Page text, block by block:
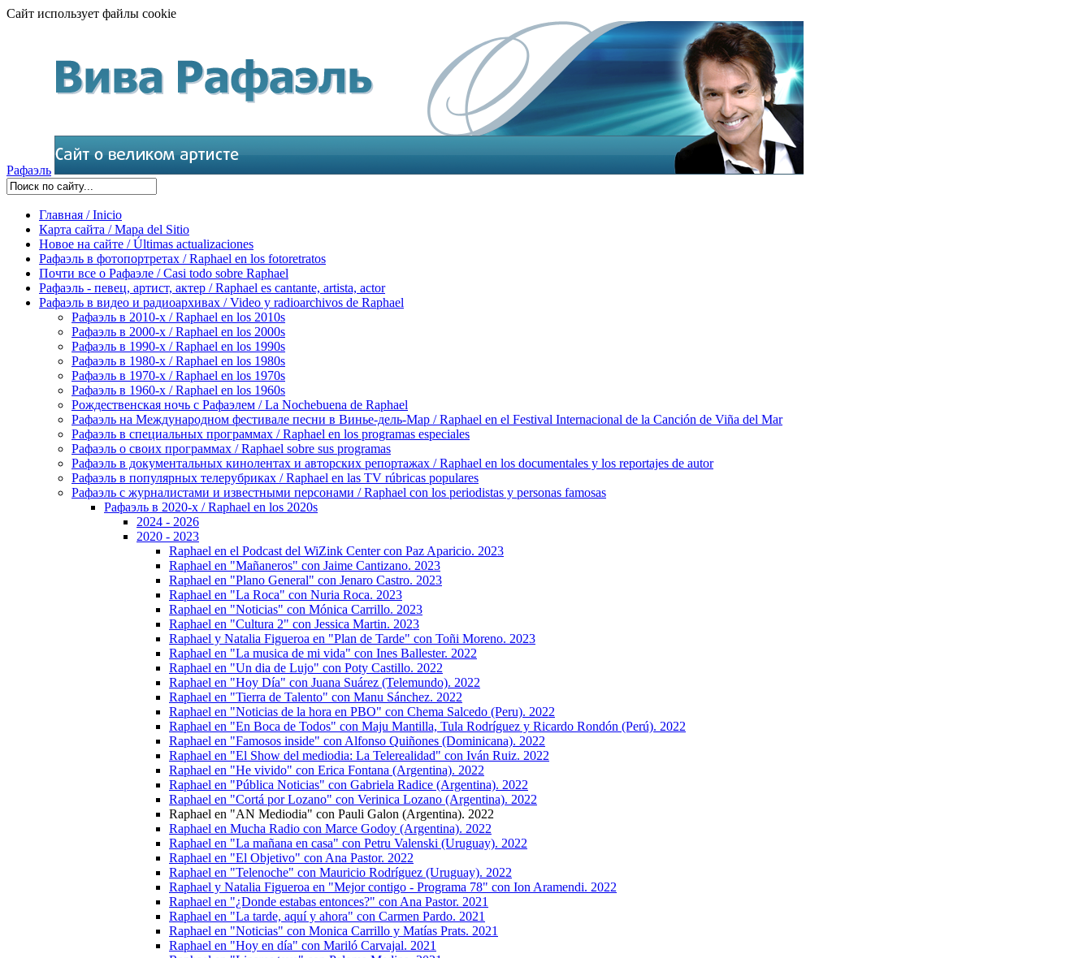
Сайт использует файлы cookie
Рафаэль
Главная / Inicio
Карта сайта / Mapa del Sitio
Новое на сайте / Últimas actualizaciones
Рафаэль в фотопортретах / Raphael en los fotoretratos
Почти все о Рафаэле / Casi todo sobre Raphael
Рафаэль - певец, артист, актер / Raphael es cantante, artista, actor
Рафаэль в видео и радиоархивах / Video y radioarchivos de Raphael
Рафаэль в 2010-х / Raphael en los 2010s
Рафаэль в 2000-х / Raphael en los 2000s
Рафаэль в 1990-х / Raphael en los 1990s
Рафаэль в 1980-х / Raphael en los 1980s
Рафаэль в 1970-х / Raphael en los 1970s
Рафаэль в 1960-х / Raphael en los 1960s
Рождественская ночь с Рафаэлем / La Nochebuena de Raphael
Рафаэль на Международном фестивале песни в Винье-дель-Мар / Raphael en el Festival Internacional de la Canción de Viña del Mar
Рафаэль в специальных программах / Raphael en los programas especiales
Рафаэль о своих программах / Raphael sobre sus programas
Рафаэль в документальных кинолентах и авторских репортажах / Raphael en los documentales y los reportajes de autor
Рафаэль в популярных телерубриках / Raphael en las TV rúbricas populares
Рафаэль с журналистами и известными персонами / Raphael con los periodistas y personas famosas
Рафаэль в 2020-х / Raphael en los 2020s
2024 - 2026
2020 - 2023
Raphael en el Podcast del WiZink Center con Paz Aparicio. 2023
Raphael en "Mañaneros" con Jaime Cantizano. 2023
Raphael en "Plano General" con Jenaro Castro. 2023
Raphael en "La Roca" con Nuria Roca. 2023
Raphael en "Noticias" con Mónica Carrillo. 2023
Raphael en "Cultura 2" con Jessica Martin. 2023
Raphael y Natalia Figueroa en "Plan de Tarde" con Toñi Moreno. 2023
Raphael en "La musica de mi vida" con Ines Ballester. 2022
Raphael en "Un dia de Lujo" con Poty Castillo. 2022
Raphael en "Hoy Día" con Juana Suárez (Telemundo). 2022
Raphael en "Tierra de Talento" con Manu Sánchez. 2022
Raphael en "Noticias de la hora en PBO" con Chema Salcedo (Peru). 2022
Raphael en "En Boca de Todos" сon Maju Mantilla, Tula Rodríguez y Ricardo Rondón (Perú). 2022
Raphael en "Famosos inside" con Alfonso Quiñones (Dominicana). 2022
Raphael en "El Show del mediodia: La Telerealidad" con Iván Ruiz. 2022
Raphael en "He vivido" con Erica Fontana (Argentina). 2022
Raphael en "Pública Noticias" con Gabriela Radice (Argentina). 2022
Raphael en "Cortá por Lozano" con Verinica Lozano (Argentina). 2022
Raphael en "AN Mediodia" con Pauli Galon (Argentina). 2022
Raphael en Mucha Radio con Marce Godoy (Argentina). 2022
Raphael en "La mañana en casa" con Petru Valenski (Uruguay). 2022
Raphael en "El Objetivo" con Ana Pastor. 2022
Raphael en "Telenoche" con Mauricio Rodríguez (Uruguay). 2022
Raphael y Natalia Figueroa en "Mejor contigo - Programa 78" con Ion Aramendi. 2022
Raphael en "¿Donde estabas entonces?" con Ana Pastor. 2021
Raphael en "La tarde, aquí y ahora" con Carmen Pardo. 2021
Raphael en "Noticias" con Monica Carrillo y Matías Prats. 2021
Raphael en "Hoy en día" con Mariló Carvajal. 2021